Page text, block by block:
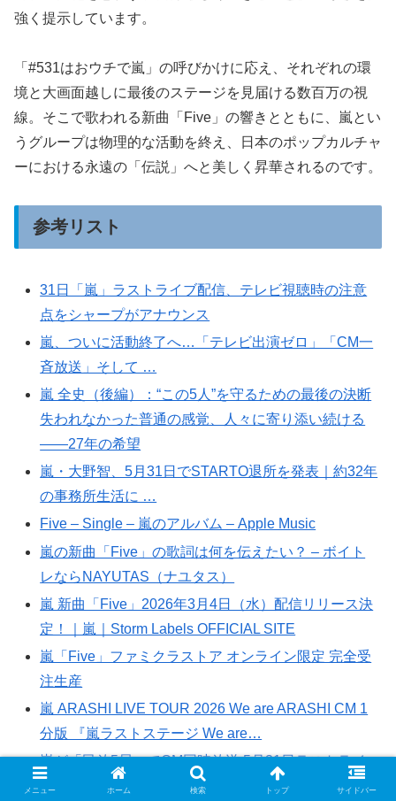
強く提示しています。
「#531はおウチで嵐」の呼びかけに応え、それぞれの環
境と大画面越しに最後のステージを見届ける数百万の視
線。そこで歌われる新曲「Five」の響きとともに、嵐とい
うグループは物理的な活動を終え、日本のポップカルチャ
ーにおける永遠の「伝説」へと美しく昇華されるのです。
参考リスト
31日「嵐」ラストライブ配信、テレビ視聴時の注意
点をシャープがアナウンス
嵐、ついに活動終了へ…「テレビ出演ゼロ」「CM一
斉放送」そして …
嵐 全史（後編）：“この5人”を守るための最後の決断
失われなかった普通の感覚、人々に寄り添い続ける
――27年の希望
嵐・大野智、5月31日でSTARTO退所を発表｜約32年
の事務所生活に …
Five – Single – 嵐のアルバム – Apple Music
嵐の新曲「Five」の歌詞は何を伝えたい？ – ボイト
レならNAYUTAS（ナユタス）
嵐 新曲「Five」2026年3月4日（水）配信リリース決
定！｜嵐｜Storm Labels OFFICIAL SITE
嵐「Five」ファミクラストア オンライン限定 完全受
注生産
嵐 ARASHI LIVE TOUR 2026 We are ARASHI CM 1
分版 『嵐ラストステージ We are…
嵐が「民放5局」でCM同時放送 5月31日ラストライ
ブ生配信を再告知 (2026年5月24日掲載)
メニュー ホーム 検索 トップ サイドバー